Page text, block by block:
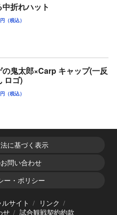
折れハット
円（税込）
の鬼太郎×Carp キャップ(一反
ロゴ)
円（税込）
に基づく表示
問い合わせ
ー・ポリシー
サイト
リンク
せ
試合観戦契約約款